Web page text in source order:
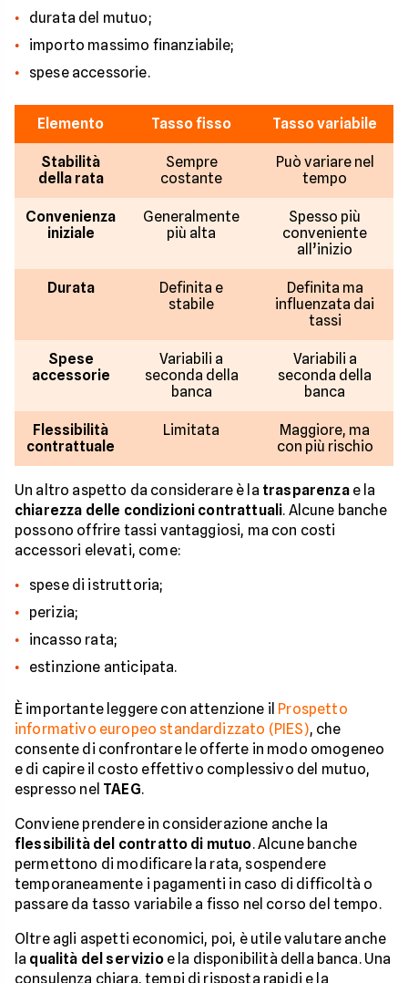
durata del mutuo;
importo massimo finanziabile;
spese accessorie.
Elemento Tasso fisso Tasso variabile
Stabilità
della rata
Sempre
costante
Può variare nel
tempo
Convenienza
iniziale
Generalmente
più alta
Spesso più
conveniente
all’inizio
Durata
Definita e
stabile
Definita ma
influenzata dai
tassi
Spese
accessorie
Variabili a
seconda della
banca
Variabili a
seconda della
banca
Flessibilità
contrattuale
Limitata
Maggiore, ma
con più rischio
Un altro aspetto da considerare è la trasparenzae la
chiarezza delle condizioni contrattuali. Alcune banche
possono offrire tassi vantaggiosi, ma con costi
accessori elevati, come:
spese di istruttoria;
perizia;
incasso rata;
estinzione anticipata.
È importante leggere con attenzione il Prospetto
informativo europeo standardizzato (PIES), che
consente di confrontare le offerte in modo omogeneo
e di capire il costo effettivo complessivo del mutuo,
espresso nel TAEG.
Conviene prendere in considerazione anche la
flessibilità del contratto di mutuo. Alcune banche
permettono di modificare la rata, sospendere
temporaneamente i pagamenti in caso di difficoltà o
passare da tasso variabile a fisso nel corso del tempo.
Oltre agli aspetti economici, poi, è utile valutare anche
la qualità del servizioe la disponibilità della banca. Una
consulenza chiara, tempi di risposta rapidi e la